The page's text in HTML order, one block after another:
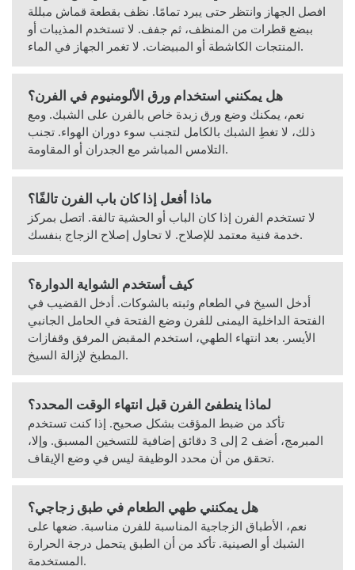
افصل الجهاز وانتظر حتى يبرد تمامًا. نظف بقطعة قماش مبللة
ببضع قطرات من المنظف، ثم جفف. لا تستخدم المذيبات أو
المنتجات الكاشطة أو المبيضات. لا تغمر الجهاز في الماء.
هل يمكنني استخدام ورق الألومنيوم في الفرن؟
نعم، يمكنك وضع ورق زبدة خاص بالفرن على الشبك. ومع
ذلك، لا تغطِ الشبك بالكامل لتجنب سوء دوران الهواء. تجنب
التلامس المباشر مع الجدران أو المقاومة.
ماذا أفعل إذا كان باب الفرن تالفًا؟
لا تستخدم الفرن إذا كان الباب أو الحشية تالفة. اتصل بمركز
خدمة فنية معتمد للإصلاح. لا تحاول إصلاح الزجاج بنفسك.
كيف أستخدم الشواية الدوارة؟
أدخل السيخ في الطعام وثبته بالشوكات. أدخل القضيب في
الفتحة الداخلية اليمنى للفرن وضع الفتحة في الحامل الجانبي
الأيسر. بعد انتهاء الطهي، استخدم المقبض المرفق وقفازات
المطبخ لإزالة السيخ.
لماذا ينطفئ الفرن قبل انتهاء الوقت المحدد؟
تأكد من ضبط المؤقت بشكل صحيح. إذا كنت تستخدم
المبرمج، أضف 2 إلى 3 دقائق إضافية للتسخين المسبق. وإلا،
تحقق من أن محدد الوظيفة ليس في وضع الإيقاف.
هل يمكنني طهي الطعام في طبق زجاجي؟
نعم، الأطباق الزجاجية المناسبة للفرن مناسبة. ضعها على
الشبك أو الصينية. تأكد من أن الطبق يتحمل درجة الحرارة
المستخدمة.